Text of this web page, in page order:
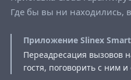
Где бы вы ни находились,
Приложение Slinex
Переадресация вызовов
гостя, поговорить с ним